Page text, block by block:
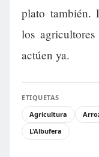
plato también.
los
actúen ya.
ETIQUETAS
Agricultura
L'Albufera